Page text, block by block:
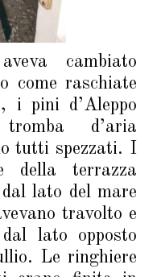
cambiato
come raschiate
i pini d’Aleppo
d’aria
tutti spezzati. I
della terrazza
lato del mare
travolto e
lato opposto
Le ringhiere